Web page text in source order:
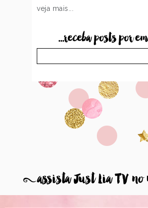
veja mais...
...receba posts por
8assista Just Lia TV